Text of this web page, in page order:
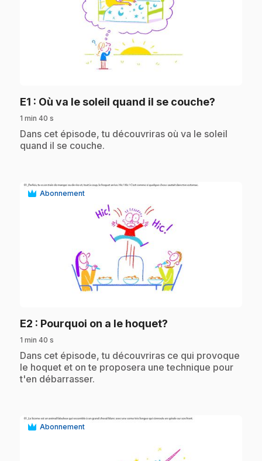
E1 : Où va le soleil quand il se couche?
1 min 40 s
.Dans cet épisode, tu découvriras où va le soleil
quand il se couche.
Abonnement
E2 : Pourquoi on a le hoquet?
1 min 40 s
.Dans cet épisode, tu découvriras ce qui provoque
le hoquet et on te proposera une technique pour
t'en débarrasser.
Abonnement